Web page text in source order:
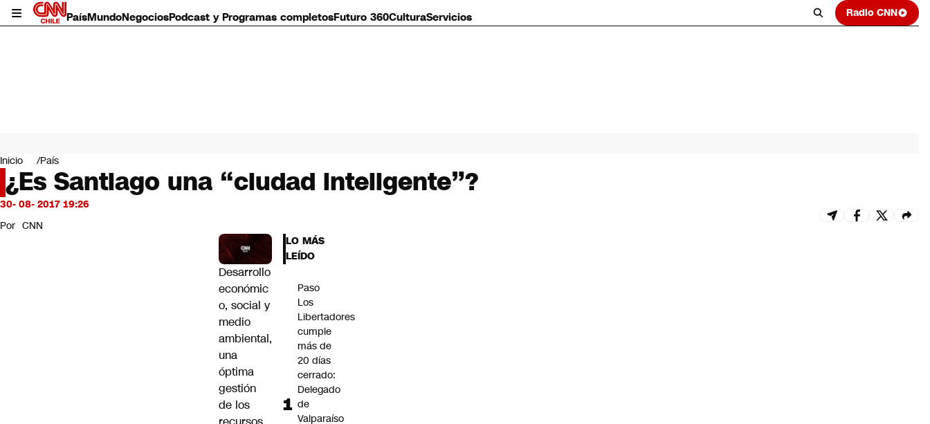
PaísMundoNegociosPodcast y Programas completosFuturo 360CulturaServicios Radio CNN
Mundo
Negocios
Deportes
Programas completos
Servicios
Inicio País
¿Es Santiago una “ciudad inteligente”?
30- 08- 2017 19:26
Por CNN
Desarrollo
económic
o, social y
medio
ambiental,
una
óptima
gestión
de los
LO MÁS
LEÍDO
Paso
Los
Libertadores
cumple
más de
20 días
cerrado:
Delegado
de
Valparaíso